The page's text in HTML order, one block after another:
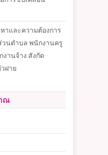
และความต้องการ
วนตำบล พนักงานครู
านจ้าง สังกัด
ฝาย
ณ